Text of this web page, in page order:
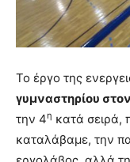
Το έργο της
γυμναστηρίου
την 4η κατά σειρά,
καταλάβαμε, την